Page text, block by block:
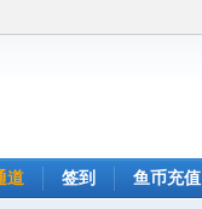
道 签到 鱼币充值